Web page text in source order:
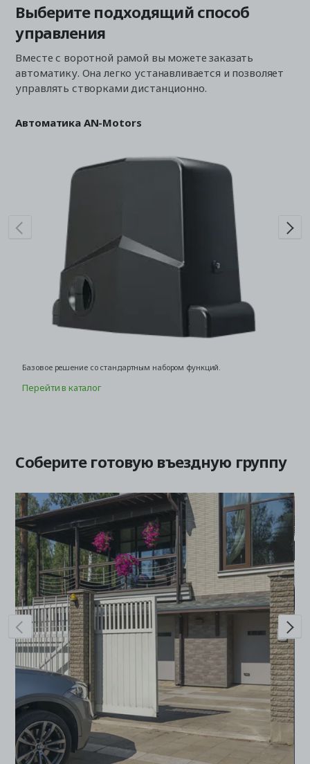
Выберите подходящий способ
управления
Вместе с воротной рамой вы можете заказать
автоматику. Она легко устанавливается и позволяет
управлять створками дистанционно.
Автоматика AN-Motors
Базовое решение со стандартным набором функций.
Перейти в каталог
Соберите готовую въездную группу